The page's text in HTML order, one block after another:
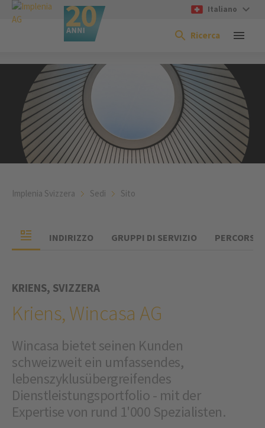
Italiano
Ricerca
Implenia Svizzera Sedi Sito
INDIRIZZO GRUPPI DI SERVIZIO PERCORSO
KRIENS, SVIZZERA
Kriens, Wincasa AG
Wincasa bietet seinen Kunden
schweizweit ein umfassendes,
lebenszyklusübergreifendes
Dienstleistungsportfolio - mit der
Expertise von rund 1'000 Spezialisten.